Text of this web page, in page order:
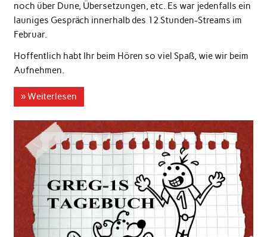
noch über Dune, Übersetzungen, etc. Es war jedenfalls ein
launiges Gespräch innerhalb des 12 Stunden-Streams im
Februar.
Hoffentlich habt Ihr beim Hören so viel Spaß, wie wir beim
Aufnehmen.
» Weiterlesen